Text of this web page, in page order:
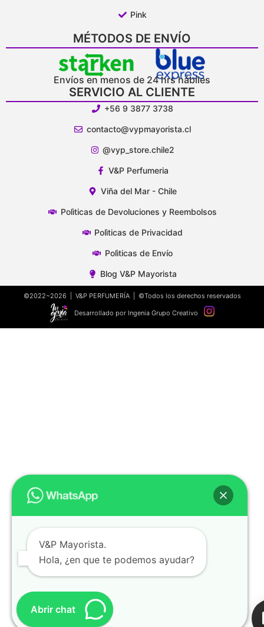
Pink
MÉTODOS DE ENVÍO
Envíos en menos de 24 hrs hábiles
SERVICIO AL CLIENTE
+56 9 3877 3738
contacto@vypmayorista.cl
@vyp_store.chile2
V&P Perfumeria
Viña del Mar - Chile
Polìticas de Devoluciones y Reembolsos
Polìticas de Privacidad
Polìticas de Envío
Blog V&P Mayorista
©2022~2026 | V&P PERFUMERÍA | ©Todos los derechos reservados
Desarrollado por Ingenia Grupo Creativo
V&P Mayorista.
Hola, ¿en que te podemos ayudar?
Abrir chat